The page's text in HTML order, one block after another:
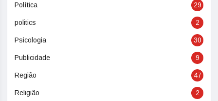
Política 29
politics 2
Psicologia 30
Publicidade 9
Região 47
Religião 2